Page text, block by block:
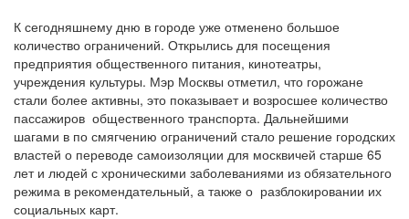
К сегодняшнему дню в городе уже отменено большое
количество ограничений. Открылись для посещения
предприятия общественного питания, кинотеатры,
учреждения культуры. Мэр Москвы отметил, что горожане
стали более активны, это показывает и возросшее количество
пассажиров общественного транспорта. Дальнейшими
шагами в по смягчению ограничений стало решение городских
властей о переводе самоизоляции для москвичей старше 65
лет и людей с хроническими заболеваниями из обязательного
режима в рекомендательный, а также о разблокировании их
социальных карт.